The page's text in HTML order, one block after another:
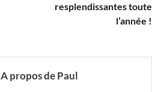
resplendissantes toute
l’année !
A propos de Paul